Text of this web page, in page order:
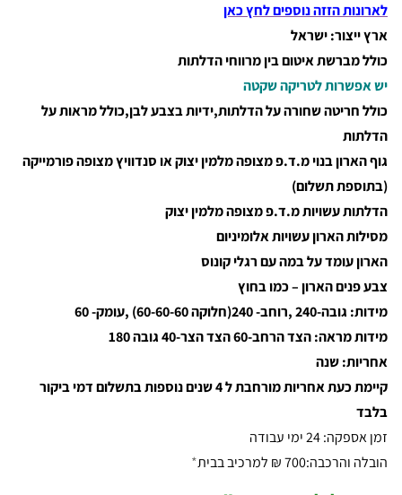
לארונות הזזה נוספים לחץ כאן
ארץ ייצור: ישראל
כולל מברשת איטום בין מרווחי הדלתות
יש אפשרות לטריקה שקטה
כולל חריטה שחורה על הדלתות,ידיות בצבע לבן,כולל מראות על
הדלתות
גוף הארון בנוי מ.ד.פ מצופה מלמין יצוק או סנדוויץ מצופה פורמייקה
(בתוספת תשלום)
הדלתות עשויות מ.ד.פ מצופה מלמין יצוק
מסילות הארון עשויות אלומיניום
הארון עומד על במה עם רגלי קונוס
צבע פנים הארון – כמו בחוץ
מידות: גובה-240 ,רוחב- 240(חלוקה 60-60-60) ,עומק- 60
מידות מראה: הצד הרחב-60 הצד הצר-40 גובה 180
אחריות: שנה
קיימת כעת אחריות מורחבת ל 4 שנים נוספות בתשלום דמי ביקור
בלבד
זמן אספקה: 24 ימי עבודה
הובלה והרכבה:700 ₪ למרכיב בבית
*